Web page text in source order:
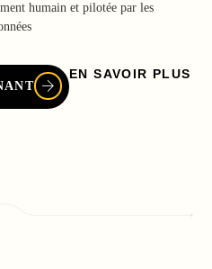
humain et pilotée par les
EN SAVOIR PLUS